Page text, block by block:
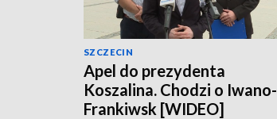
SZCZECIN
Apel do prezydenta
Koszalina. Chodzi o Iwano-
Frankiwsk [WIDEO]